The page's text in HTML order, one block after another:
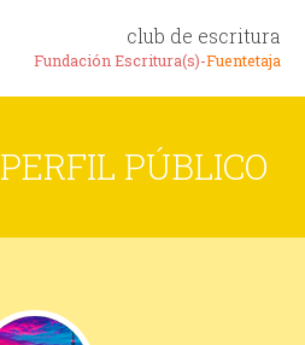
club de escritura
Fundación Escritura(s)-Fuentetaja
PERFIL PÚBLICO